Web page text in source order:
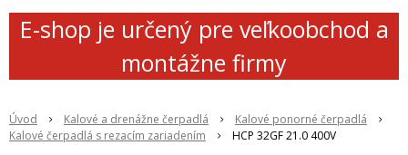
E-shop je určený pre veľkoobchod a
montážne firmy
Úvod Kalové a drenážne čerpadlá
Kalové ponorné čerpadlá
Kalové čerpadlá s rezacím zariadením
HCP 32GF 21.0 400V